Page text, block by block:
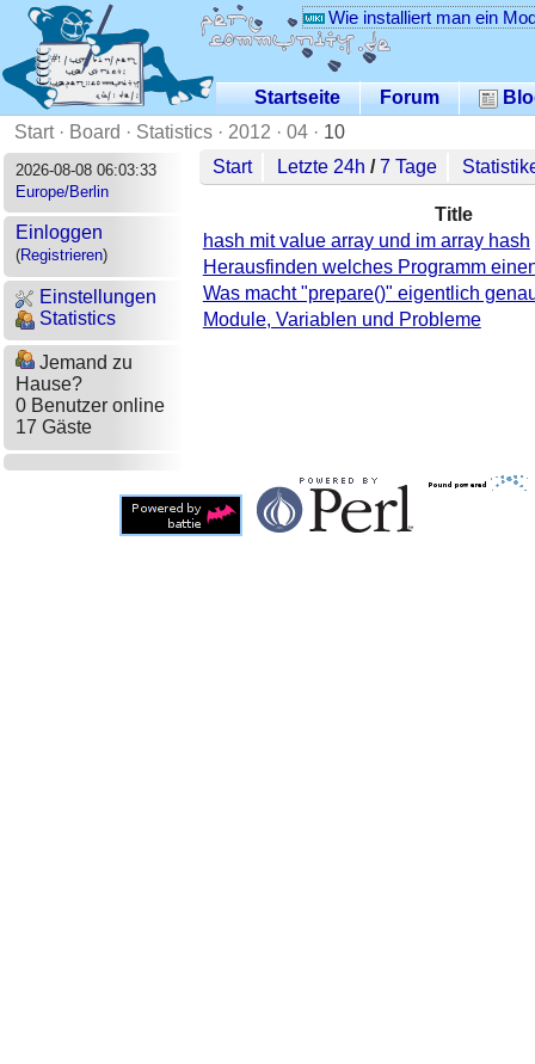
Wie installiert man ein
Startseite Forum
Start· Board · Statistics · 2012 · 04 · 10
2026-08-08 06:03:33
Europe/Berlin
Einloggen
(Registrieren)
Einstellungen
Statistics
Jemand zu
Hause?
0 Benutzer online
17 Gäste
Start Letzte 24h /7 Tage
Title
hash mit value array und im array hash
Herausfinden welches Programm
Was macht "prepare()" eigentlich
Module, Variablen und Probleme